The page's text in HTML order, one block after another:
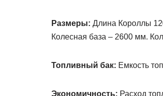
Размеры: Длина Короллы
Колесная база – 2600 мм.
Топливный бак: Емкость
Экономичность: Расход